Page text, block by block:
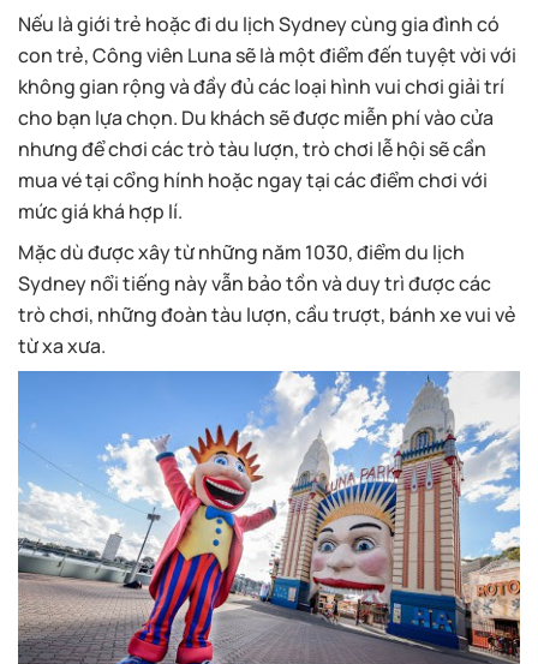
Nếu là giới trẻ hoặc đi du lịch Sydney cùng gia đình có
con trẻ, Công viên Luna sẽ là một điểm đến tuyệt vời với
không gian rộng và đầy đủ các loại hình vui chơi giải trí
cho bạn lựa chọn. Du khách sẽ được miễn phí vào cửa
nhưng để chơi các trò tàu lượn, trò chơi lễ hội sẽ cần
mua vé tại cổng hính hoặc ngay tại các điểm chơi với
mức giá khá hợp lí.
Mặc dù được xây từ những năm 1030, điểm du lịch
Sydney nổi tiếng này vẫn bảo tồn và duy trì được các
trò chơi, những đoàn tàu lượn, cầu trượt, bánh xe vui vẻ
từ xa xưa.